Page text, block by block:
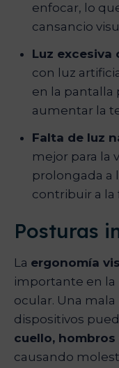
enfocar, lo
cansancio
Luz excesiva
con luz
en la pantalla
aumentar la
Falta de luz
mejor para la
prolongada a
contribuir a la
Posturas
La ergonomía
importante en la
ocular. Una
dispositivos
cuello, hombros
causando